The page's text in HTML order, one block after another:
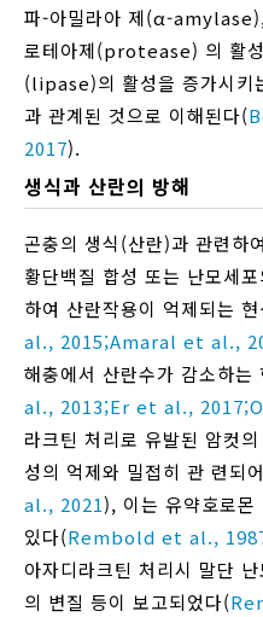
파-아밀라아 제(α-
로테아제(protease) 의 활
(lipase)의 활성을 증가시키
과 관계된 것으로 이해된다(
2017).
생식과 산란의 방해
곤충의 생식(산란)과 관련하
황단백질 합성 또는 난모세
하여 산란작용이 억제되는
al., 2015;Amaral et al.,
해충에서 산란수가 감소하는
al., 2013;Er et al., 2017;
라크틴 처리로 유발된 암컷
성의 억제와 밀접히 관 련되
al., 2021), 이는 유약호로몬
있다(Rembold et al.,
아자디라크틴 처리시 말단
의 변질 등이 보고되었다(